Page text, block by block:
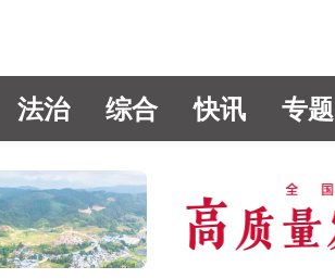
法治 综合 快讯 专题